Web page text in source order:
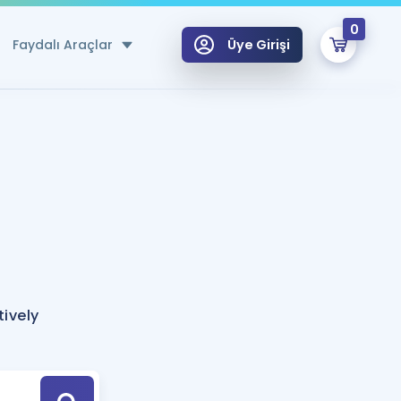
Faydalı Araçlar
Hesaplama Aracı
için Öneriler
Tek Takvimde
Üye Girişi
0
Hoca ile seni sınava hazırlayacak onlarca eğitim seni bekliyor!